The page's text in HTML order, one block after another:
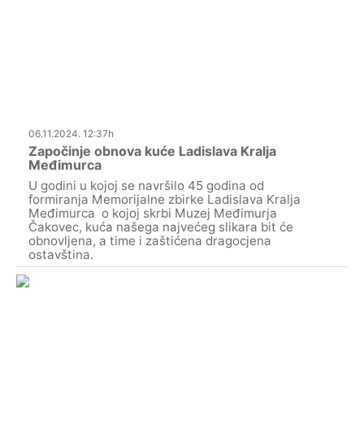
06.11.2024. 12:37h
Započinje obnova kuće Ladislava Kralja
Međimurca
U godini u kojoj se navršilo 45 godina od
formiranja Memorijalne zbirke Ladislava Kralja
Međimurca o kojoj skrbi Muzej Međimurja
Čakovec, kuća našega najvećeg slikara bit će
obnovljena, a time i zaštićena dragocjena
ostavština.